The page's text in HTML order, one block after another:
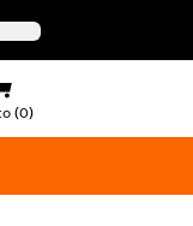
(0)